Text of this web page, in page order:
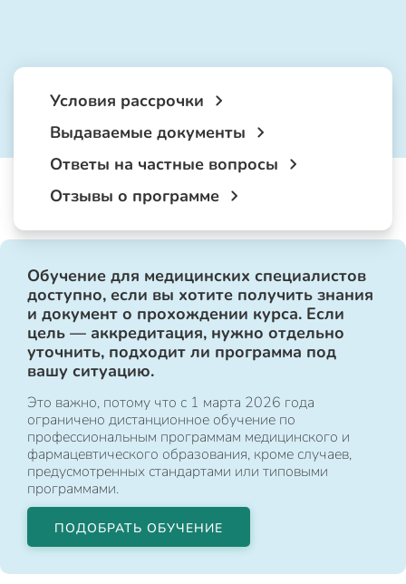
Условия рассрочки
Выдаваемые документы
Ответы на частные вопросы
Отзывы о программе
Обучение для медицинских специалистов
доступно, если вы хотите получить знания
и документ о прохождении курса. Если
цель — аккредитация, нужно отдельно
уточнить, подходит ли программа под
вашу ситуацию.
Это важно, потому что с 1 марта 2026 года
ограничено дистанционное обучение по
профессиональным программам медицинского и
фармацевтического образования, кроме случаев,
предусмотренных стандартами или типовыми
программами.
ПОДОБРАТЬ ОБУЧЕНИЕ